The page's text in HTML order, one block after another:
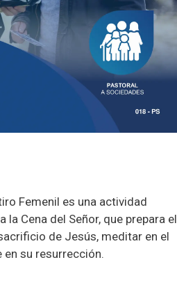
Femenil es una actividad
la Cena del Señor, que prepara el
de Jesús, meditar en el
su resurrección.